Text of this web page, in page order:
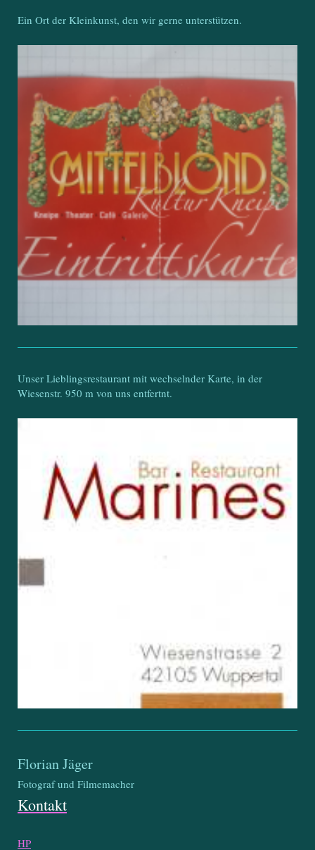
Ein Ort der Kleinkunst, den wir gerne unterstützen.
Unser Lieblingsrestaurant mit wechselnder Karte, in der
Wiesenstr. 950 m von uns entfertnt.
Florian Jäger
Fotograf und Filmemacher
Kontakt
HP